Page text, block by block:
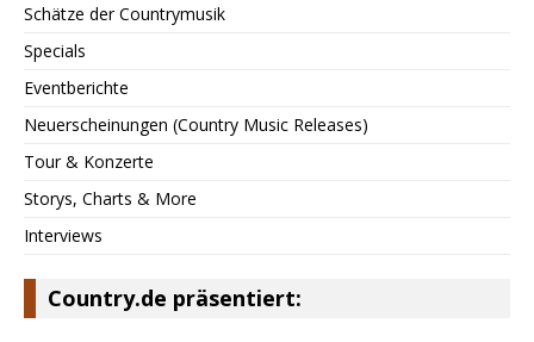
Schätze der Countrymusik
Specials
Eventberichte
Neuerscheinungen (Country Music Releases)
Tour & Konzerte
Storys, Charts & More
Interviews
Country.de präsentiert: